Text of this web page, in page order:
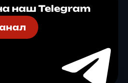
наш Telegram